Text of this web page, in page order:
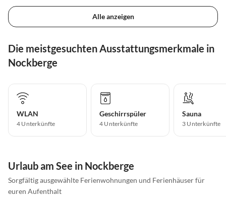
Alle anzeigen
Die meistgesuchten Ausstattungsmerkmale in
Nockberge
WLAN
4 Unterkünfte
Geschirrspüler
4 Unterkünfte
Sauna
3 Unterkünfte
Urlaub am See in Nockberge
Sorgfältig ausgewählte Ferienwohnungen und Ferienhäuser für
euren Aufenthalt